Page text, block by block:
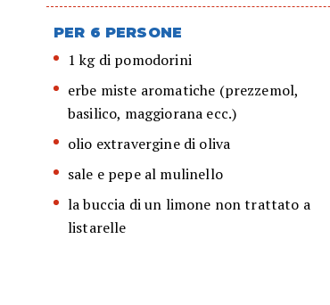
PER 6 PERSONE
1 kg di pomodorini
erbe miste aromatiche (prezzemol,
basilico, maggiorana ecc.)
olio extravergine di oliva
sale e pepe al mulinello
la buccia di un limone non trattato a
listarelle